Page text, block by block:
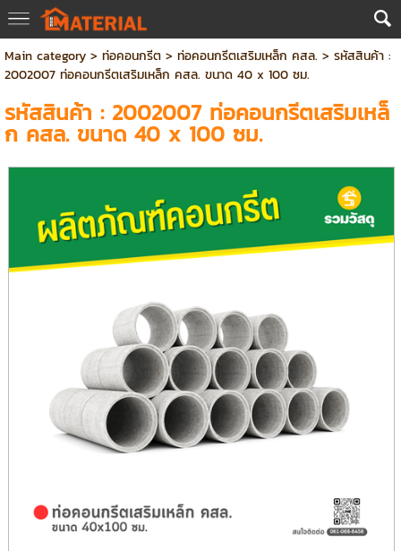
Main category> ท่อคอนกรีต> ท่อคอนกรีตเสริมเหล็ก คสล. > รหัสสินค้า :
2002007 ท่อคอนกรีตเสริมเหล็ก คสล. ขนาด 40 x 100 ซม.
รหัสสินค้า : 2002007 ท่อคอนกรีตเสริมเหล็
ก คสล. ขนาด 40 x 100 ซม.